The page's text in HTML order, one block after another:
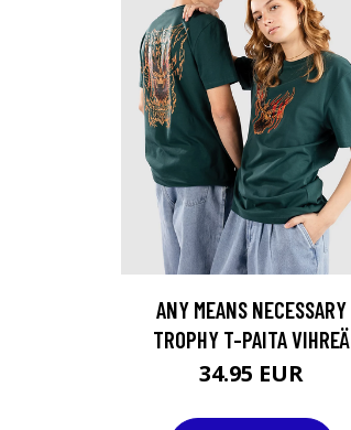
ANY MEANS NECESSARY
TROPHY T-PAITA VIHREÄ
34.95 EUR